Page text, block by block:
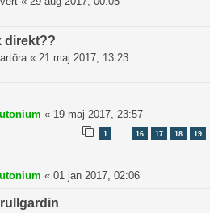
direkt??
« 21 maj 2017, 13:23
« 19 maj 2017, 23:57
1 … 16 17 18 19
« 01 jan 2017, 02:06